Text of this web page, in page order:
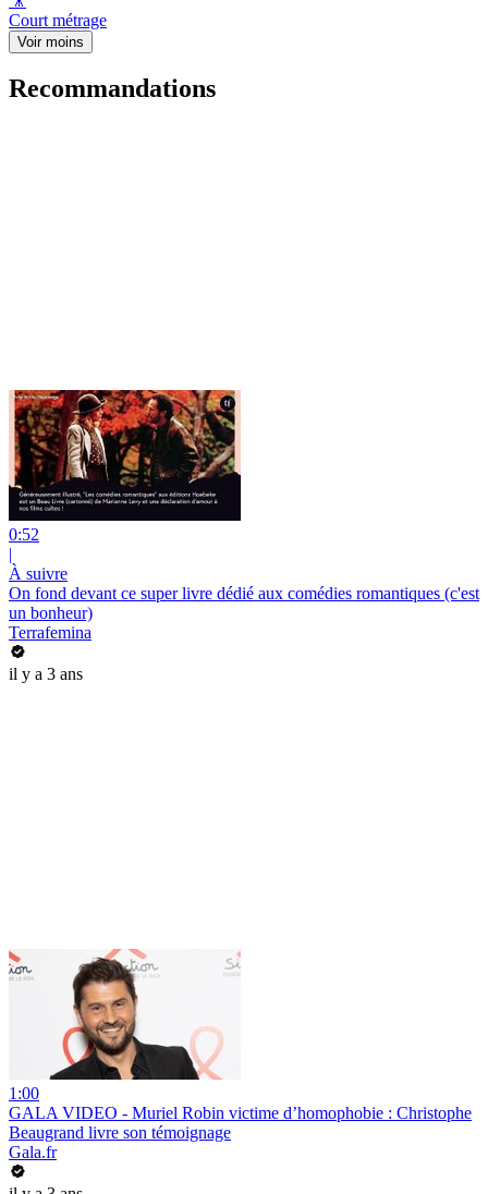
Court métrage
Voir moins
Recommandations
0:52
|
À suivre
On fond devant ce super livre dédié aux comédies romantiques (c'est
un bonheur)
Terrafemina
il y a 3 ans
1:00
GALA VIDEO - Muriel Robin victime d’homophobie : Christophe
Beaugrand livre son témoignage
Gala.fr